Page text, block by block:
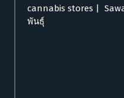
cannabis stores |
พันธุ์